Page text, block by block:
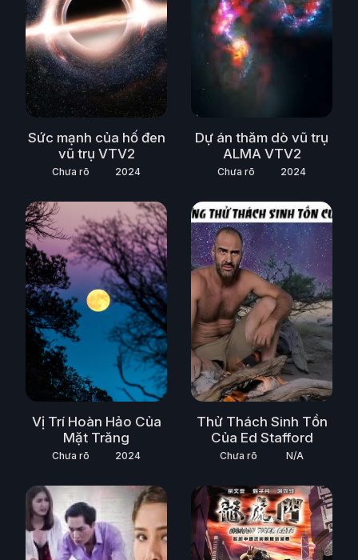
Sức mạnh của hố đen
vũ trụ VTV2
Chưa rõ 2024
Dự án thăm dò vũ trụ
ALMA VTV2
Chưa rõ 2024
Vị Trí Hoàn Hảo Của
Mặt Trăng
Chưa rõ 2024
Thử Thách Sinh Tồn
Của Ed Stafford
Chưa rõ N/A